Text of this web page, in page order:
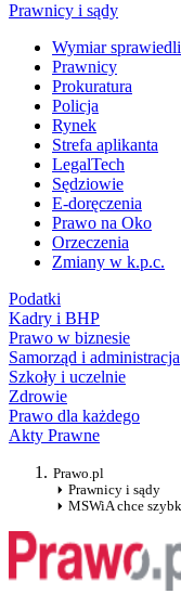
Prawnicy i sądy
Wymiar
Prawnicy
Prokuratura
Policja
Rynek
Strefa aplikanta
LegalTech
Sędziowie
E-doręczenia
Prawo na Oko
Orzeczenia
Zmiany w k.p.c.
Podatki
Kadry i BHP
Prawo w biznesie
Samorząd i administracja
Szkoły i uczelnie
Zdrowie
Prawo dla każdego
Akty Prawne
Prawo.pl
Prawnicy i sądy
MSWiA chce